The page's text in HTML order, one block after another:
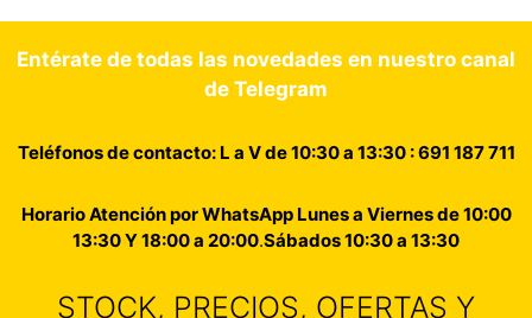
Entérate de todas las novedades en nuestro canal
de Telegram
Teléfonos de contacto: L a V de 10:30 a 13:30 : 691 187 711
Horario Atención por WhatsApp Lunes a Viernes de 10:00
13:30 Y 18:00 a 20:00.Sábados 10:30 a 13:30
STOCK, PRECIOS, OFERTAS Y